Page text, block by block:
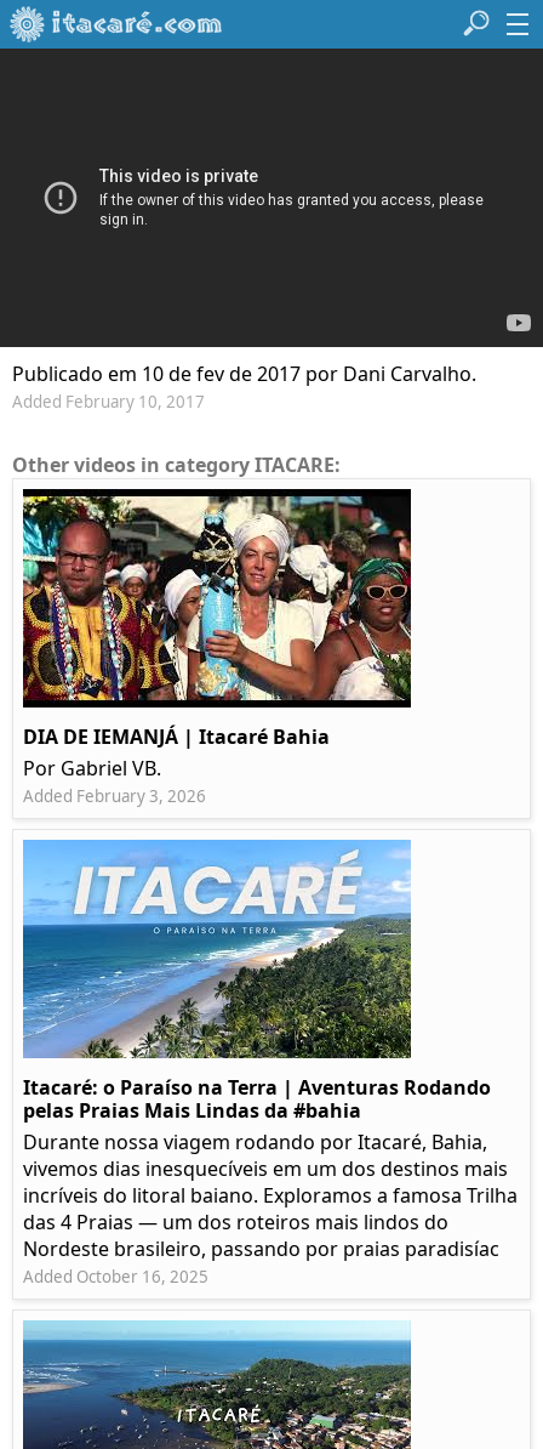
Publicado em 10 de fev de 2017 por Dani Carvalho.
Added February 10, 2017
Other videos in category ITACARE:
DIA DE IEMANJÁ | Itacaré Bahia
Por Gabriel VB.
Added February 3, 2026
Itacaré: o Paraíso na Terra | Aventuras Rodando
pelas Praias Mais Lindas da #bahia
Durante nossa viagem rodando por Itacaré, Bahia,
vivemos dias inesquecíveis em um dos destinos mais
incríveis do litoral baiano. Exploramos a famosa Trilha
das 4 Praias — um dos roteiros mais lindos do
Nordeste brasileiro, passando por praias paradisíac
Added October 16, 2025